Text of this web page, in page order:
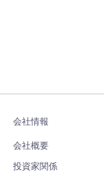
会社情報
会社概要
投資家関係